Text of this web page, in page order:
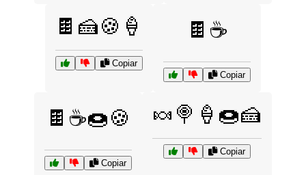
🍫🍰🍪🍦
Copiar
🍫☕
Copiar
🍫☕🍩🍪
Copiar
🍬🍭🍦🍩🍰
Copiar